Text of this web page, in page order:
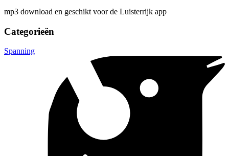
mp3 download en geschikt voor de Luisterrijk app
Categorieën
Spanning